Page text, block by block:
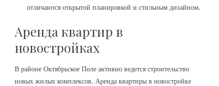
отличаются открытой планировкой и стильным дизайном.
Аренда квартир в
новостройках
В районе Октябрьское Поле активно ведется строительство
новых жилых комплексов. Аренда квартиры в новостройке